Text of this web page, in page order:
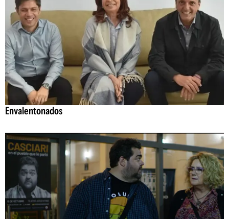
Envalentonados